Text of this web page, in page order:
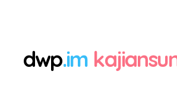
dwp.im